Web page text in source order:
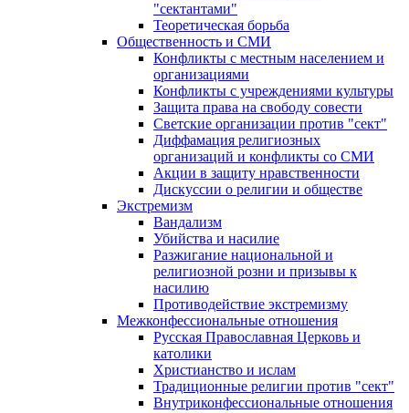
"сектантами"
Теоретическая борьба
Общественность и СМИ
Конфликты с местным населением и
организациями
Конфликты с учреждениями культуры
Защита права на свободу совести
Светские организации против "сект"
Диффамация религиозных
организаций и конфликты со СМИ
Акции в защиту нравственности
Дискуссии о религии и обществе
Экстремизм
Вандализм
Убийства и насилие
Разжигание национальной и
религиозной розни и призывы к
насилию
Противодействие экстремизму
Межконфессиональные отношения
Русская Православная Церковь и
католики
Христианство и ислам
Традиционные религии против "сект"
Внутриконфессиональные отношения